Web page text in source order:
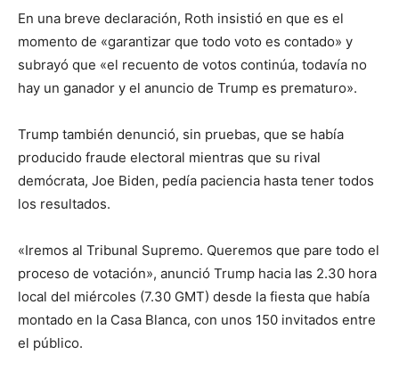
En una breve declaración, Roth insistió en que es el
momento de «garantizar que todo voto es contado» y
subrayó que «el recuento de votos continúa, todavía no
hay un ganador y el anuncio de Trump es prematuro».
Trump también denunció, sin pruebas, que se había
producido fraude electoral mientras que su rival
demócrata, Joe Biden, pedía paciencia hasta tener todos
los resultados.
«Iremos al Tribunal Supremo. Queremos que pare todo el
proceso de votación», anunció Trump hacia las 2.30 hora
local del miércoles (7.30 GMT) desde la fiesta que había
montado en la Casa Blanca, con unos 150 invitados entre
el público.